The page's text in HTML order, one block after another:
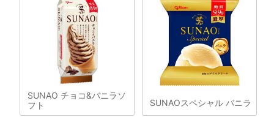
SUNAO チョコ&バニラソ
フト
SUNAOスペシャル バニラ